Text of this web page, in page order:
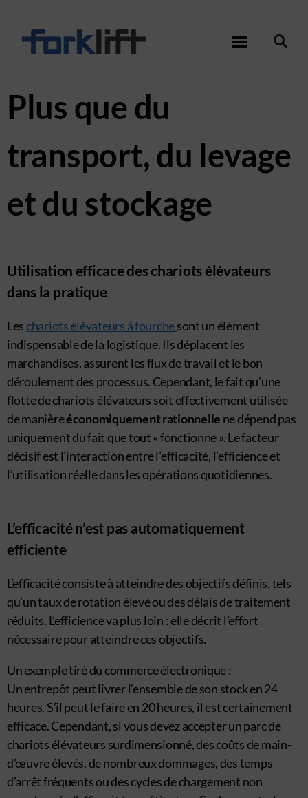
Plus que du
transport, du levage
et du stockage
Utilisation efficace des chariots élévateurs
dans la pratique
Les chariots élévateurs à fourchesont un élément
indispensable de la logistique. Ils déplacent les
marchandises, assurent les flux de travail et le bon
déroulement des processus. Cependant, le fait qu’une
flotte de chariots élévateurs soit effectivement utilisée
de manièreéconomiquement rationnelle ne dépend pas
uniquement du fait que tout « fonctionne ». Le facteur
décisif est l’interaction entre l’efficacité, l’efficience et
l’utilisation réelle dans les opérations quotidiennes.
L’efficacité n’est pas automatiquement
efficiente
L’efficacité consiste à atteindre des objectifs définis, tels
qu’un taux de rotation élevé ou des délais de traitement
réduits. L’efficience va plus loin : elle décrit l’effort
nécessaire pour atteindre ces objectifs.
Un exemple tiré du commerce électronique :
Un entrepôt peut livrer l’ensemble de son stock en 24
heures. S’il peut le faire en 20 heures, il est certainement
efficace. Cependant, si vous devez accepter un parc de
chariots élévateurs surdimensionné, des coûts de main-
d’œuvre élevés, de nombreux dommages, des temps
d’arrêt fréquents ou des cycles de chargement non